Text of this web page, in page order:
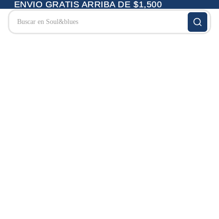
ENVIO GRATIS ARRIBA DE $1,500
ENVIO GRATIS ARRIBA DE $1,500